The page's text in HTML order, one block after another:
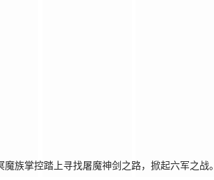
族掌控踏上寻找屠魔神剑之路，掀起六军之战。